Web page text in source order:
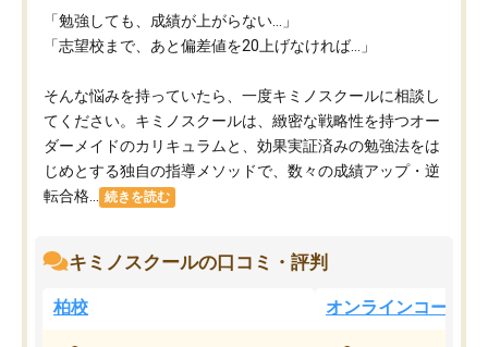
「勉強しても、成績が上がらない…」
「志望校まで、あと偏差値を20上げなければ…」
そんな悩みを持っていたら、一度キミノスクールに相談し
てください。キミノスクールは、緻密な戦略性を持つオー
ダーメイドのカリキュラムと、効果実証済みの勉強法をは
じめとする独自の指導メソッドで、数々の成績アップ・逆
転合格...
続きを読む
キミノスクールの口コミ・評判
柏校 オンラインコース